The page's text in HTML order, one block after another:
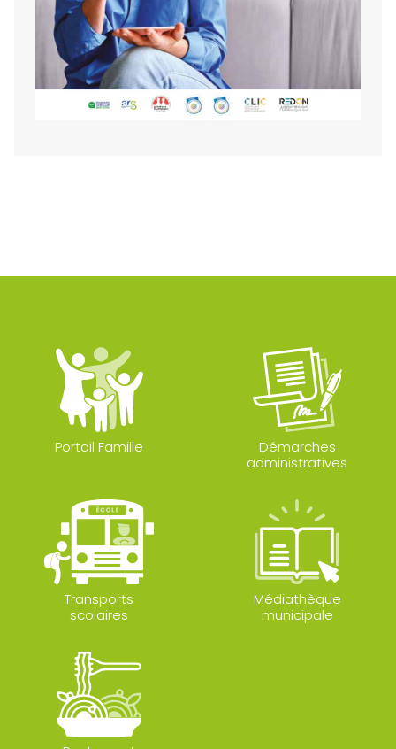
Portail Famille
Démarches
administratives
Transports
scolaires
Médiathèque
municipale